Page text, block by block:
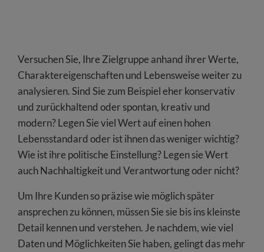
Versuchen Sie, Ihre Zielgruppe anhand ihrer Werte,
Charaktereigenschaften und Lebensweise weiter zu
analysieren. Sind Sie zum Beispiel eher konservativ
und zurückhaltend oder spontan, kreativ und
modern? Legen Sie viel Wert auf einen hohen
Lebensstandard oder ist ihnen das weniger wichtig?
Wie ist ihre politische Einstellung? Legen sie Wert
auch Nachhaltigkeit und Verantwortung oder nicht?
Um Ihre Kunden so präzise wie möglich später
ansprechen zu können, müssen Sie sie bis ins kleinste
Detail kennen und verstehen. Je nachdem, wie viel
Daten und Möglichkeiten Sie haben, gelingt das mehr